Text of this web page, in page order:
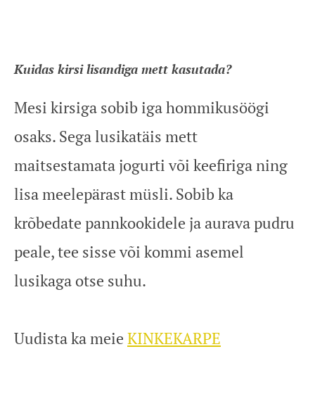
Kuidas kirsi lisandiga mett kasutada?
Mesi kirsiga sobib iga hommikusöögi
osaks. Sega lusikatäis mett
maitsestamata jogurti või keefiriga ning
lisa meelepärast müsli. Sobib ka
krõbedate pannkookidele ja aurava pudru
peale, tee sisse või kommi asemel
lusikaga otse suhu.
Uudista ka meie KINKEKARPE